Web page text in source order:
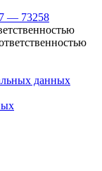
— 73258
данных